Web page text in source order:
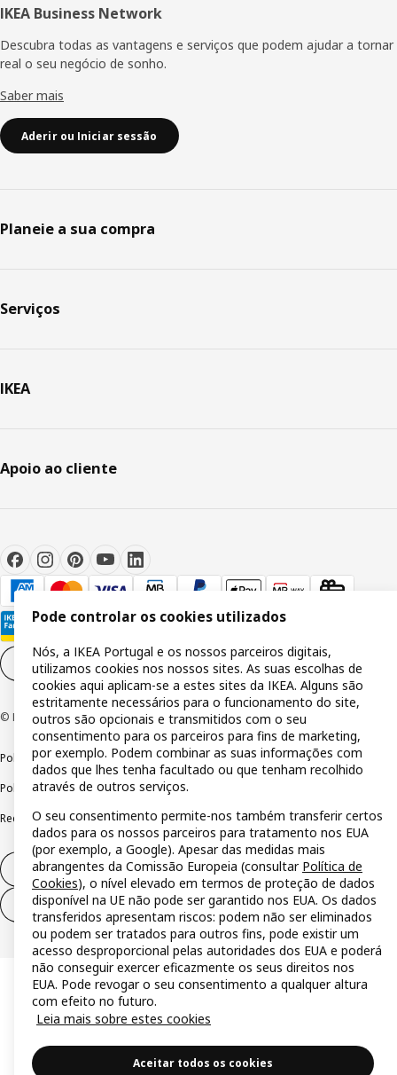
IKEA Business Network
Descubra todas as vantagens e serviços que podem ajudar a tornar
real o seu negócio de sonho.
Saber mais
Aderir ou Iniciar sessão
Planeie a sua compra
Serviços
IKEA
Apoio ao cliente
Definições de cookies PT
© Inter IKEA Systems B.V 1999-2026
Política de privacidadePolítica de cookies Termos de utilização
Política de divulgação responsávelLivro de reclamações
Reclamações e resolução de litígios
Direito de livre resolução
Direito de livre resolução (serviços)
Pode controlar os cookies utilizados
Nós, a IKEA Portugal e os nossos parceiros digitais,
utilizamos cookies nos nossos sites. As suas escolhas de
cookies aqui aplicam-se a estes sites da IKEA. Alguns são
estritamente necessários para o funcionamento do site,
outros são opcionais e transmitidos com o seu
consentimento para os parceiros para fins de marketing,
por exemplo. Podem combinar as suas informações com
dados que lhes tenha facultado ou que tenham recolhido
através de outros serviços.
O seu consentimento permite-nos também transferir certos
dados para os nossos parceiros para tratamento nos EUA
(por exemplo, a Google). Apesar das medidas mais
abrangentes da Comissão Europeia (consultar Política de
Cookies), o nível elevado em termos de proteção de dados
disponível na UE não pode ser garantido nos EUA. Os dados
transferidos apresentam riscos: podem não ser eliminados
ou podem ser tratados para outros fins, pode existir um
acesso desproporcional pelas autoridades dos EUA e poderá
não conseguir exercer eficazmente os seus direitos nos
EUA. Pode revogar o seu consentimento a qualquer altura
com efeito no futuro.
Leia mais sobre estes cookies
Aceitar todos os cookies